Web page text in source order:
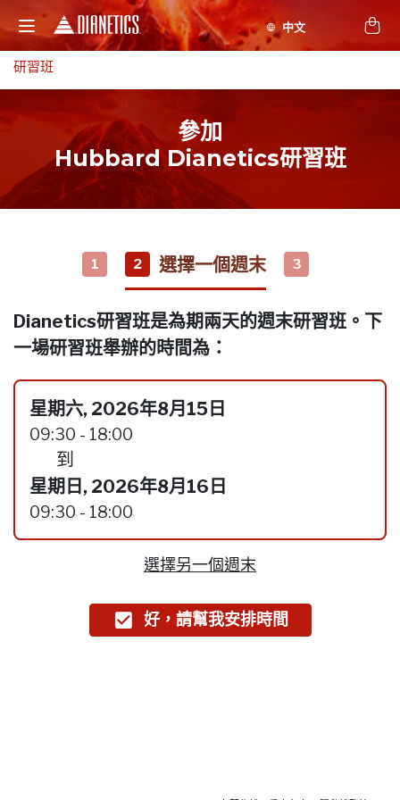
研習班
參加
Hubbard Dianetics研習班
1 2 選擇一個週末 3
Dianetics研習班是為期兩天的週末研習班。下
一場研習班舉辦的時間為：
星期六, 2026年8月15日
09:30 - 18:00
到
星期日, 2026年8月16日
09:30 - 18:00
選擇另一個週末
好，請幫我安排時間